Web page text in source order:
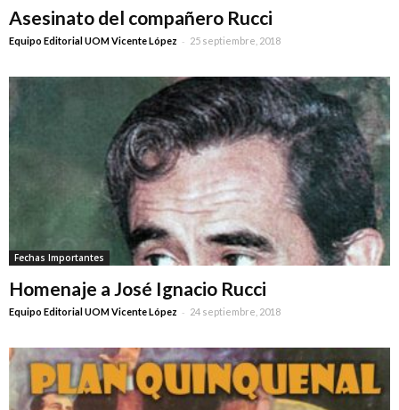
Asesinato del compañero Rucci
Equipo Editorial UOM Vicente López - 25 septiembre, 2018
Fechas Importantes
Homenaje a José Ignacio Rucci
Equipo Editorial UOM Vicente López - 24 septiembre, 2018